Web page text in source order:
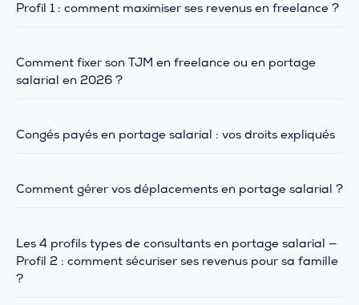
Profil 1 : comment maximiser ses revenus en freelance ?
Comment fixer son TJM en freelance ou en portage
salarial en 2026 ?
Congés payés en portage salarial : vos droits expliqués
Comment gérer vos déplacements en portage salarial ?
Les 4 profils types de consultants en portage salarial —
Profil 2 : comment sécuriser ses revenus pour sa famille
?